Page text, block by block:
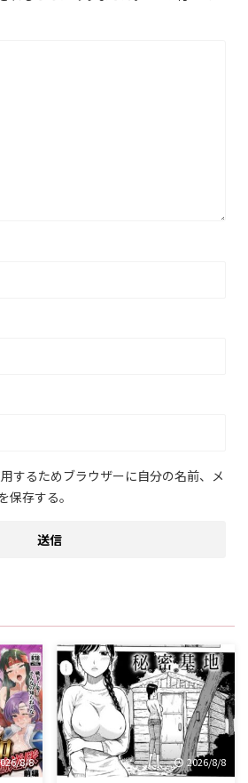
するためブラウザーに自分の名前、メ
保存する。
8/8 2026/8/8